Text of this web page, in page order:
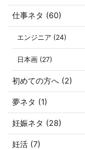
仕事ネタ (60)
エンジニア (24)
日本画 (27)
初めての方へ (2)
夢ネタ (1)
妊娠ネタ (28)
妊活 (7)